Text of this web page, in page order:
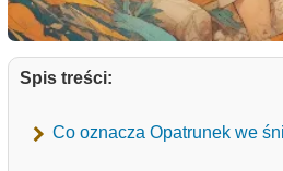
Spis treści:
Co oznacza Opatrunek we